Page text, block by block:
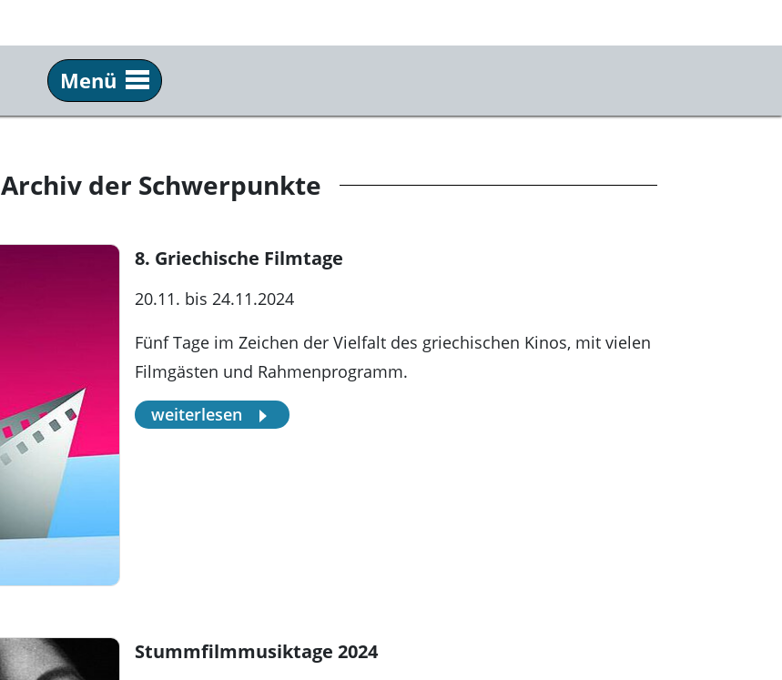
Menü
Info
Team & Praktikum
Kommkino e. V.
Service
Anfahrt & Besuch
Newsletter
KunstKulturQuartier
Archiv der Schwerpunkte
8. Griechische Filmtage
20.11. bis 24.11.2024
Fünf Tage im Zeichen der Vielfalt des griechischen Kinos, mit vielen
Filmgästen und Rahmenprogramm.
weiterlesen
Stummfilmmusiktage 2024